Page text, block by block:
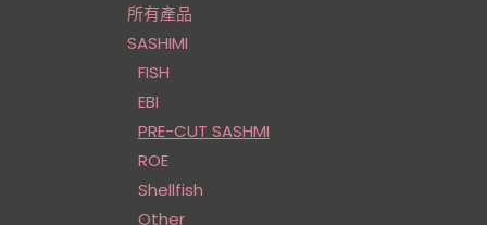
所有產品
SASHIMI
FISH
EBI
PRE-CUT SASHMI
ROE
Shellfish
Other